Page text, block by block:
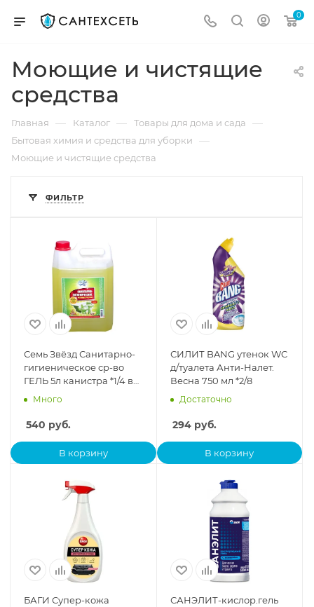
0
Моющие и чистящие
средства
Главная — Каталог — Товары для дома и сада —
Бытовая химия и средства для уборки —
Моющие и чистящие средства
ФИЛЬТР
Семь Звёзд Санитарно-
гигиеническое ср-во
ГЕЛЬ 5л канистра *1/4 в
коробке
Много
540 руб.
В корзину
СИЛИТ BANG утенок WC
д/туалета Анти-Налет.
Весна 750 мл *2/8
Достаточно
294руб.
В корзину
БАГИ Супер-кожа
САНЭЛИТ-кислор.гель